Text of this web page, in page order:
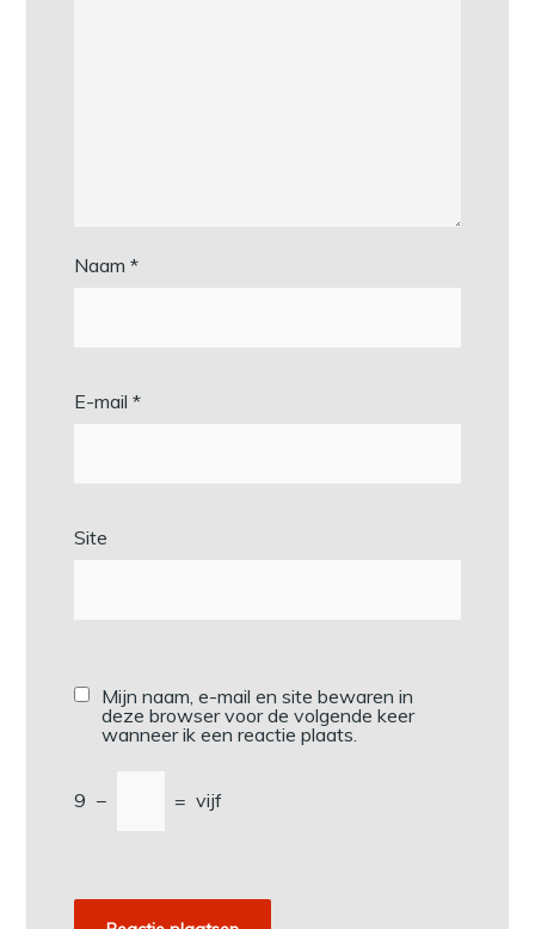
Naam*
E-mail*
Site
Mijn naam, e-mail en site bewaren in
deze browser voor de volgende keer
wanneer ik een reactie plaats.
9 − = vijf